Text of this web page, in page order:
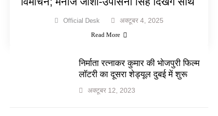
Official Desk अक्टूबर 4, 2025
Read More
निर्माता रत्नाकर कुमार की भोजपुरी फिल्म
लॉटरी का दूसरा शेड्यूल दुबई में शुरू
अक्टूबर 12, 2023